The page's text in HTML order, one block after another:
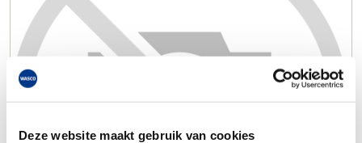
Deze website maakt gebruik van cookies